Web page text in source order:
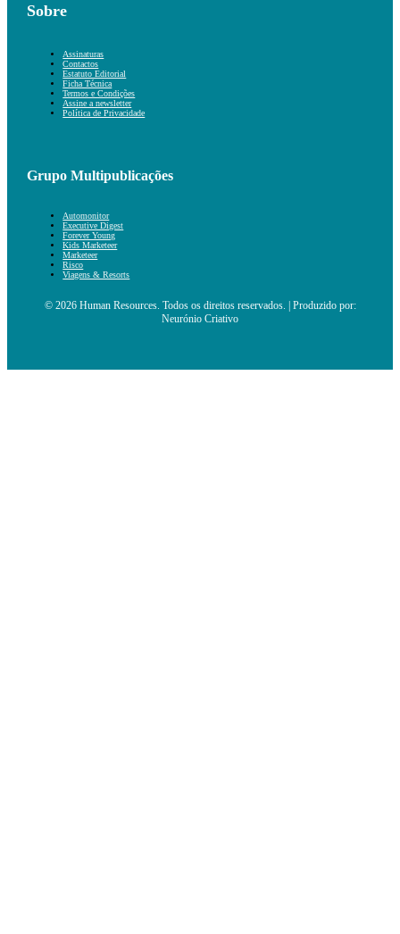
Sobre
Assinaturas
Contactos
Estatuto Editorial
Ficha Técnica
Termos e Condições
Assine a newsletter
Política de Privacidade
Grupo Multipublicações
Automonitor
Executive Digest
Forever Young
Kids Marketeer
Marketeer
Risco
Viagens & Resorts
© 2026 Human Resources. Todos os direitos reservados. | Produzido por:
Neurónio Criativo